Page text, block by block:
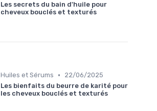
Les secrets du bain d'huile pour
cheveux bouclés et texturés
Huiles et Sérums •
22/06/2025
Les bienfaits du beurre de karité pour
les cheveux bouclés et texturés